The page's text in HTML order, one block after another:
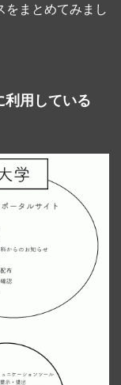
をまとめてみまし
利用している